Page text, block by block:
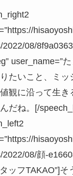
08/
user_name=”
たいこと、ミッ
観に沿って生き
だね。[/
08/顔-
ッフTAKAO”]そ